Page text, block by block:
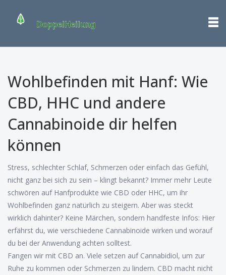
Wohlbefinden mit Hanf: Wie
CBD, HHC und andere
Cannabinoide dir helfen
können
Stress, schlechter Schlaf, Schmerzen oder einfach das Gefühl,
nicht ganz bei sich zu sein – klingt bekannt? Immer mehr Leute
schwören auf Hanfprodukte wie CBD oder HHC, um ihr
Wohlbefinden ganz natürlich zu steigern. Aber was steckt
wirklich dahinter? Keine Märchen, sondern handfeste Infos: Hier
erfährst du, wie verschiedene Cannabinoide wirken und worauf
du bei der Anwendung achten solltest.
Fangen wir mit CBD an. Viele setzen auf Cannabidiol, um zur
Ruhe zu kommen oder Schmerzen zu lindern. CBD macht nicht